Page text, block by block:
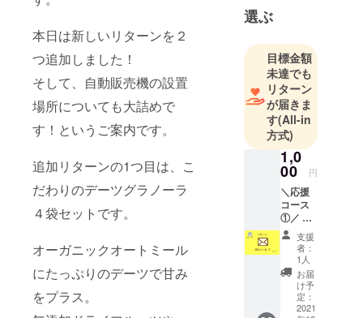
本日は新しいリターンを２
つ追加しました！
そして、自動販売機の設置
場所についても大詰めで
す！というご案内です。
追加リターンの1つ目は、こ
だわりのデーツグラノーラ
４袋セットです。
オーガニックオートミール
にたっぷりのデーツで甘み
をプラス。
コロナ禍で
企業同士の
繋がり、助
け合いの必
要性を実感
し、オンラ
インコミュ
ニティを立
ち上げた、
ビジネスコ
ミュニティ
GATのコラ
ボ事業で
す。
選ぶ
目標金額
未達でも
リターン
が届きま
す(All-in
方式)
1,0
00 円
＼応援
コース
①／ 【
お礼の
メッ
セー
ジ】 感
謝の気
持ち込
めた
支援
者：
1人
お届
け予
定：
2021